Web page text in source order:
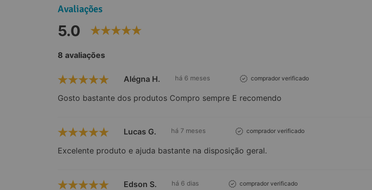
Avaliações
5.0
8 avaliações
Alégna H. há 6 meses comprador verificado
Gosto bastante dos produtos Compro sempre E recomendo
Lucas G. há 7 meses comprador verificado
Excelente produto e ajuda bastante na disposição geral.
Edson S. há 6 dias comprador verificado